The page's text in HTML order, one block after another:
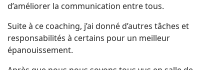
d’améliorer la communication entre tous.
Suite à ce coaching, j’ai donné d’autres tâches et
responsabilités à certains pour un meilleur
épanouissement.